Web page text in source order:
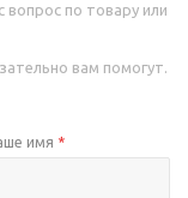
по товару или
вам помогут.
имя *